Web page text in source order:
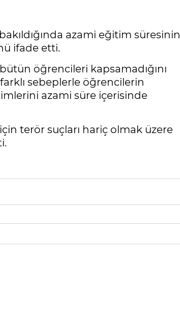
azami eğitim süresinin
ifade etti.
öğrencileri kapsamadığını
sebeplerle öğrencilerin
azami süre içerisinde
terör suçları hariç olmak üzere